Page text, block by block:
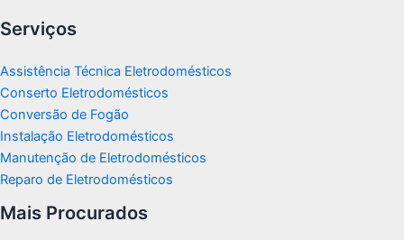
Serviços
Assistência Técnica Eletrodomésticos
Conserto Eletrodomésticos
Conversão de Fogão
Instalação Eletrodomésticos
Manutenção de Eletrodomésticos
Reparo de Eletrodomésticos
Mais Procurados